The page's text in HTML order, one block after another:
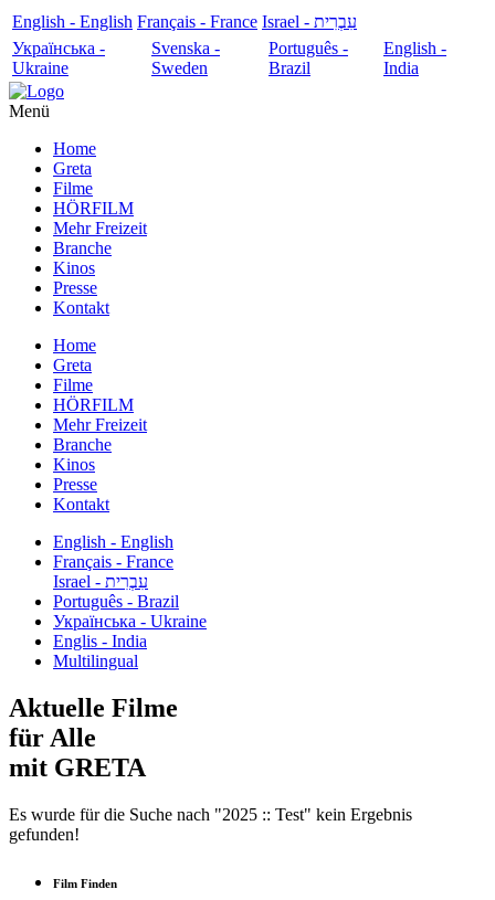
English - English Français - France
עִבְרִית - Israel
Українська -
Ukraine
Svenska -
Sweden
Português -
Brazil
English -
India
Menü
Home
Greta
Filme
HÖRFILM
Mehr Freizeit
Branche
Kinos
Presse
Kontakt
Home
Greta
Filme
HÖRFILM
Mehr Freizeit
Branche
Kinos
Presse
Kontakt
English - English
Français - France
עִבְרִית - Israel
Português - Brazil
Українська - Ukraine
Englis - India
Multilingual
Aktuelle Filme
für Alle
mit GRETA
Es wurde für die Suche nach "2025 :: Test" kein Ergebnis
gefunden!
Film Finden